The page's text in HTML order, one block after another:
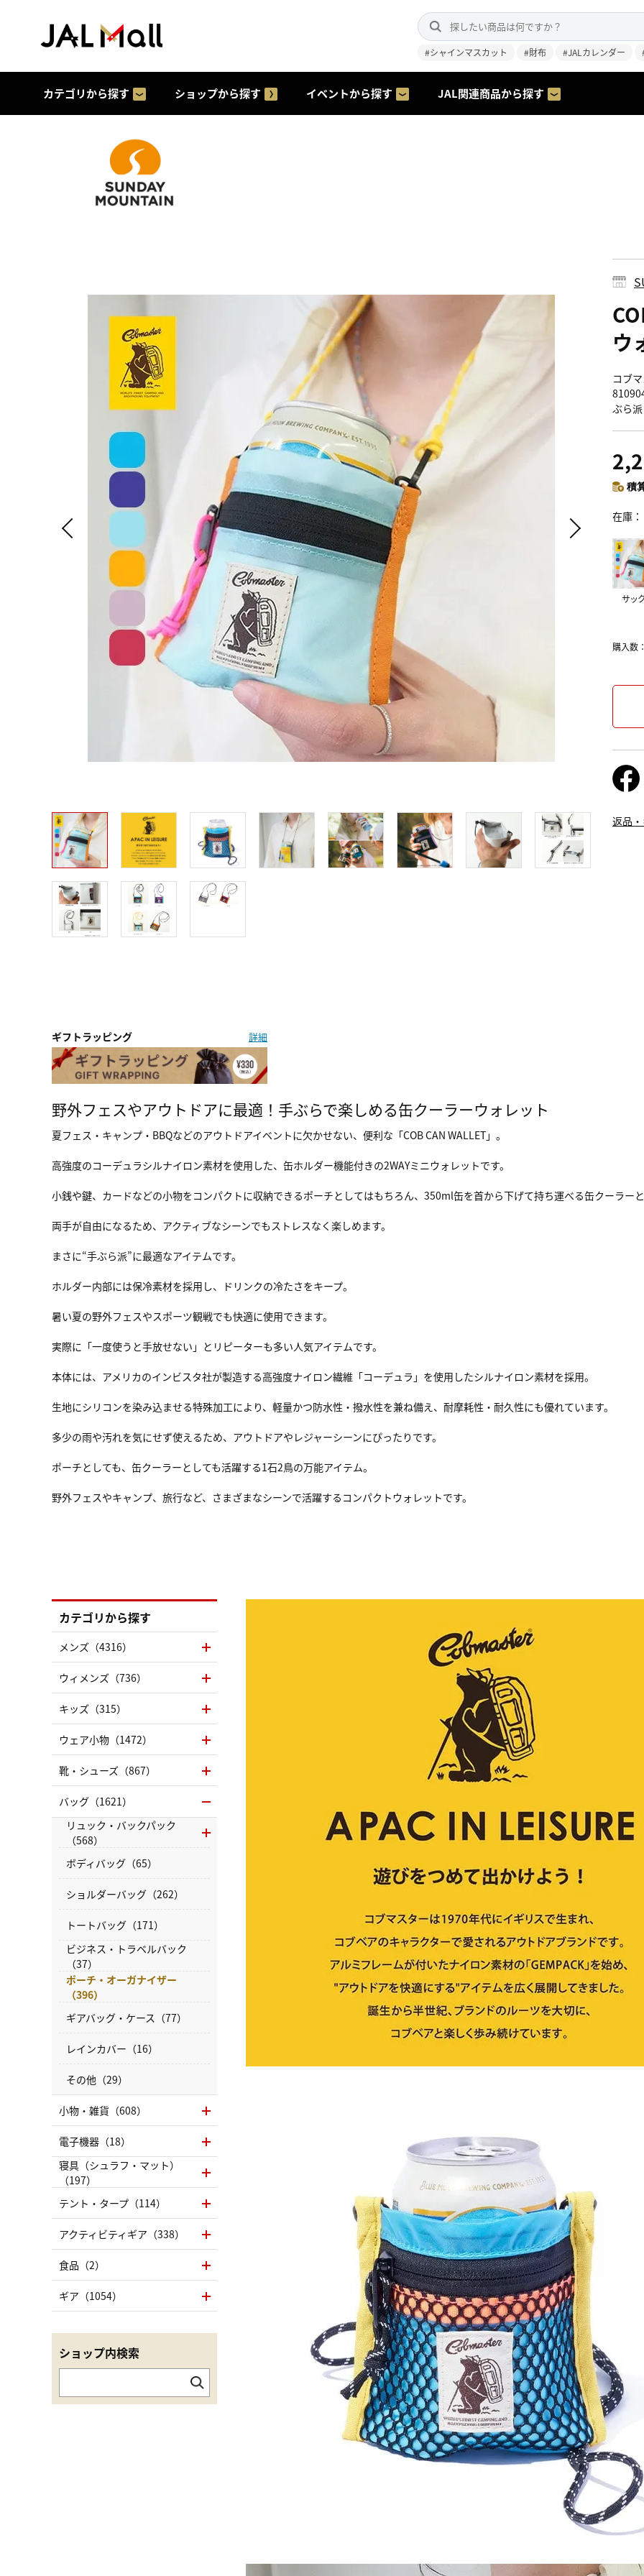
#シャインマスカット #財布 #JALカレンダー
カテゴリから探す ショップから探す イベントから探す JAL関連商品から探す
ウ
コブ
ぶら
積
在庫
サッ
購入数：
返品
ギフトラッピング 詳細
野外フェスやアウトドアに最適！手ぶらで楽しめる缶クーラーウォレット
夏フェス・キャンプ・BBQなどのアウトドアイベントに欠かせない、便利な「COB CAN WALLET」。
高強度のコーデュラシルナイロン素材を使用した、缶ホルダー機能付きの2WAYミニウォレットです。
小銭や鍵、カードなどの小物をコンパクトに収納できるポーチとしてはもちろん、350ml缶を首から下げて持ち運べる缶クーラーと
両手が自由になるため、アクティブなシーンでもストレスなく楽しめます。
まさに“手ぶら派”に最適なアイテムです。
ホルダー内部には保冷素材を採用し、ドリンクの冷たさをキープ。
暑い夏の野外フェスやスポーツ観戦でも快適に使用できます。
実際に「一度使うと手放せない」とリピーターも多い人気アイテムです。
本体には、アメリカのインビスタ社が製造する高強度ナイロン繊維「コーデュラ」を使用したシルナイロン素材を採用。
生地にシリコンを染み込ませる特殊加工により、軽量かつ防水性・撥水性を兼ね備え、耐摩耗性・耐久性にも優れています。
多少の雨や汚れを気にせず使えるため、アウトドアやレジャーシーンにぴったりです。
ポーチとしても、缶クーラーとしても活躍する1石2鳥の万能アイテム。
野外フェスやキャンプ、旅行など、さまざまなシーンで活躍するコンパクトウォレットです。
カテゴリから探す
メンズ（4316）
ウィメンズ（736）
キッズ（315）
ウェア小物（1472）
靴・シューズ（867）
バッグ（1621）
リュック・バックパック
（568）
ボディバッグ（65）
ショルダーバッグ（262）
トートバッグ（171）
ビジネス・トラベルバック
（37）
ポーチ・オーガナイザー
（396）
ギアバッグ・ケース（77）
レインカバー（16）
その他（29）
小物・雑貨（608）
電子機器（18）
寝具（シュラフ・マット）
（197）
テント・タープ（114）
アクティビティギア（338）
食品（2）
ギア（1054）
ショップ内検索